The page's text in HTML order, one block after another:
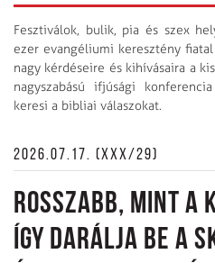
Fesztiválok, bulik, pia és szex
ezer evangéliumi keresztény
nagy kérdéseire és kihívásaira a
nagyszabású ifjúsági
keresi a bibliai válaszokat.
2026.07.17. (XXX/29)
ROSSZABB, MINT A
ÍGY DARÁLJA BE A